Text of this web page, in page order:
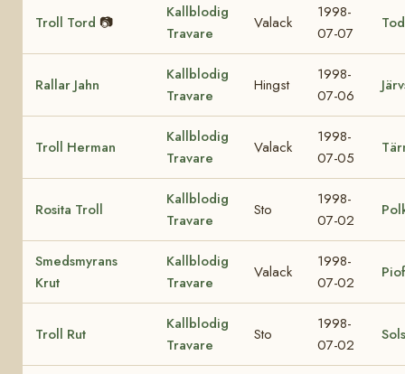
Troll Tord 📷
Kallblodig
Travare
Valack
1998-
07-07
Rallar Jahn
Kallblodig
Travare
Hingst
1998-
07-06
Troll Herman
Kallblodig
Travare
Valack
1998-
07-05
Rosita Troll
Kallblodig
Travare
Sto
1998-
07-02
Smedsmyrans
Krut
Kallblodig
Travare
Valack
1998-
07-02
Troll Rut
Kallblodig
Travare
Sto
1998-
07-02